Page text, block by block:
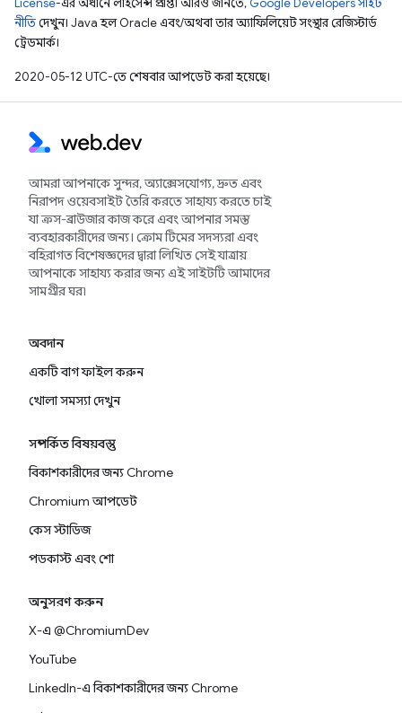
License-এর অধীনে লাইসেন্স প্রাপ্ত। আরও জানতে, Google Developers সাইট
নীতিদেখুন। Java হল Oracle এবং/অথবা তার অ্যাফিলিয়েট সংস্থার রেজিস্টার্ড
ট্রেডমার্ক।
2020-05-12 UTC-তে শেষবার আপডেট করা হয়েছে।
আমরা আপনাকে সুন্দর, অ্যাক্সেসযোগ্য, দ্রুত এবং
নিরাপদ ওয়েবসাইট তৈরি করতে সাহায্য করতে চাই
যা ক্রস-ব্রাউজার কাজ করে এবং আপনার সমস্ত
ব্যবহারকারীদের জন্য। ক্রোম টিমের সদস্যরা এবং
বহিরাগত বিশেষজ্ঞদের দ্বারা লিখিত সেই যাত্রায়
আপনাকে সাহায্য করার জন্য এই সাইটটি আমাদের
সামগ্রীর ঘর৷
অবদান
একটি বাগ ফাইল করুন
খোলা সমস্যা দেখুন
সম্পর্কিত বিষয়বস্তু
বিকাশকারীদের জন্য Chrome
Chromium আপডেট
কেস স্টাডিজ
পডকাস্ট এবং শো
অনুসরণ করুন
X-এ @ChromiumDev
YouTube
LinkedIn-এ বিকাশকারীদের জন্য Chrome